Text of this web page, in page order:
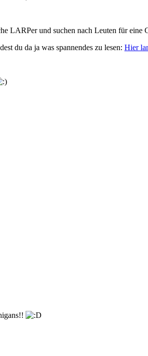
LARPer und suchen nach Leuten für eine
du da ja was spannendes zu lesen: Hier